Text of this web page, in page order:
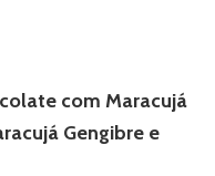
com Maracujá
Gengibre e